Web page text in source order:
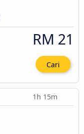
RM 21
Cari
1h 15m